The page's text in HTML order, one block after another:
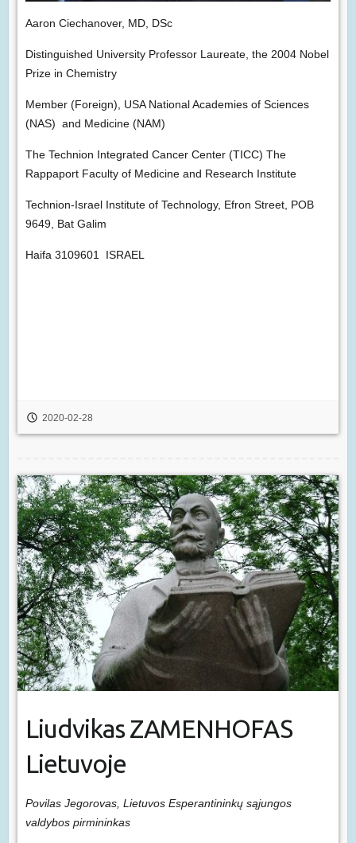
Aaron Ciechanover, MD, DSc
Distinguished University Professor Laureate, the 2004 Nobel
Prize in Chemistry
Member (Foreign), USA National Academies of Sciences
(NAS) and Medicine (NAM)
The Technion Integrated Cancer Center (TICC) The
Rappaport Faculty of Medicine and Research Institute
Technion-Israel Institute of Technology, Efron Street, POB
9649, Bat Galim
Haifa 3109601 ISRAEL
2020-02-28
Liudvikas ZAMENHOFAS
Lietuvoje
Povilas Jegorovas, Lietuvos Esperantininkų sąjungos
valdybos pirmininkas